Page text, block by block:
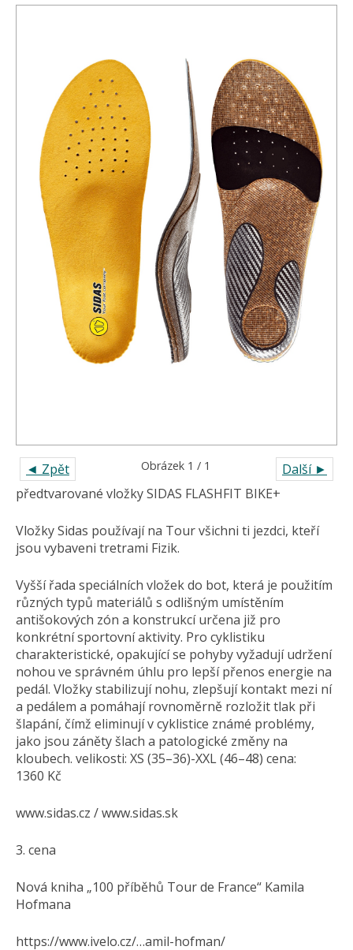
◄ Zpět Další ►
Obrázek 1 / 1
předtvarované vložky SIDAS FLASHFIT BIKE+
Vložky Sidas používají na Tour všichni ti jezdci, kteří
jsou vybaveni tretrami Fizik.
Vyšší řada speciálních vložek do bot, která je použitím
různých typů materiálů s odlišným umístěním
antišokových zón a konstrukcí určena již pro
konkrétní sportovní aktivity. Pro cyklistiku
charakteristické, opakující se pohyby vyžadují udržení
nohou ve správném úhlu pro lepší přenos energie na
pedál. Vložky stabilizují nohu, zlepšují kontakt mezi ní
a pedálem a pomáhají rovnoměrně rozložit tlak při
šlapání, čímž eliminují v cyklistice známé problémy,
jako jsou záněty šlach a patologické změny na
kloubech. velikosti: XS (35–36)-XXL (46–48) cena:
1360 Kč
www.sidas.cz / www.sidas.sk
3. cena
Nová kniha „100 příběhů Tour de France“ Kamila
Hofmana
https://www.ivelo.cz/…amil-hofman/